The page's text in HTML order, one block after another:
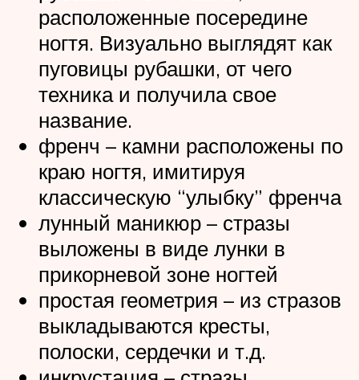
расположенные посередине
ногтя. Визуально выглядят как
пуговицы рубашки, от чего
техника и получила свое
название.
френч – камни расположены по
краю ногтя, имитируя
классическую “улыбку” френча
лунный маникюр – стразы
выложены в виде лунки в
прикорневой зоне ногтей
простая геометрия – из стразов
выкладываются кресты,
полоски, сердечки и т.д.